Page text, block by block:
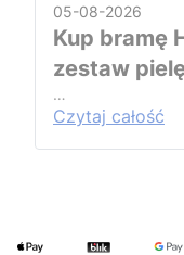
05-08-2026
Kup bramę
zestaw
…
Czytaj całość